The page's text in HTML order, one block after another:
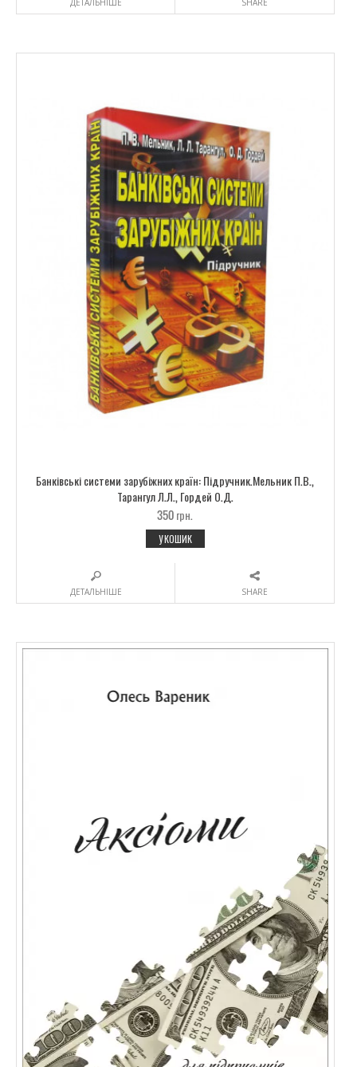
Банківські системи зарубіжних країн: Підручник.Мельник П.В.,
Тарангул Л.Л., Гордей О.Д.
350грн.
У КОШИК
ДЕТАЛЬНІШЕ SHARE